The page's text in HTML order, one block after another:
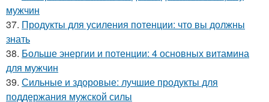
мужчин
37. Продукты для усиления потенции: что вы должны
знать
38. Больше энергии и потенции: 4 основных витамина
для мужчин
39. Сильные и здоровые: лучшие продукты для
поддержания мужской силы